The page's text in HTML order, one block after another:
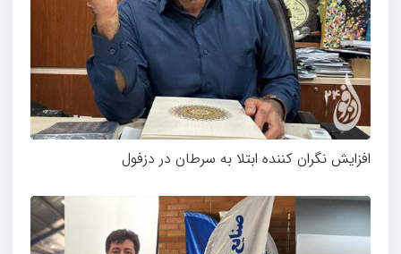
افزایش نگران کننده ابتلا به سرطان در دزفول